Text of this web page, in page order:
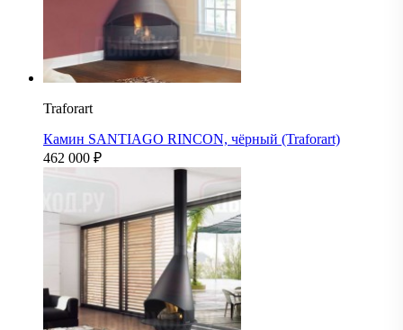
Traforart
Камин SANTIAGO RINCON, чёрный (Traforart)
462 000 ₽